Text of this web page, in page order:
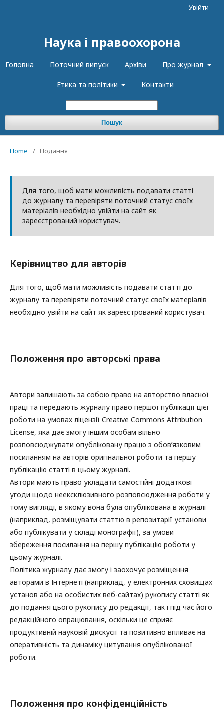
Наука і правоохорона
Головна Поточний випуск Архіви Про журнал
Етика та політики Контакти
Пошук
Увійти
Home / Подання
Для того, щоб мати можливість подавати статті
до журналу та перевіряти поточний статус своїх
матеріалів необхідно увійти на сайт як
зареєстрований користувач.
Керівництво для авторів
Для того, щоб мати можливість подавати статті до
журналу та перевіряти поточний статус своїх матеріалів
необхідно увійти на сайт як зареєстрований користувач.
Положення про авторські права
Автори залишають за собою право на авторство власної
праці та передають журналу право першої публікації цієї
роботи на умовах ліцензії Creative Commons Attribution
License, яка дає змогу іншим особам вільно
розповсюджувати опубліковану працю з обов’язковим
посиланням на авторів оригінальної роботи та першу
публікацію статті в цьому журналі.
Автори мають право укладати самостійні додаткові
угоди щодо неексклюзивного розповсюдження роботи у
тому вигляді, в якому вона була опублікована в журналі
(наприклад, розміщувати статтю в репозитарії установи
або публікувати у складі монографії), за умови
збереження посилання на першу публікацію роботи у
цьому журналі.
Політика журналу дає змогу і заохочує розміщення
авторами в Інтернеті (наприклад, у електронних сховищах
установ або на особистих веб-сайтах) рукопису статті як
до подання цього рукопису до редакції, так і під час його
редакційного опрацювання, оскільки це сприяє
продуктивній науковій дискусії та позитивно впливає на
оперативність та динаміку цитування опублікованої
роботи.
Положення про конфіденційність